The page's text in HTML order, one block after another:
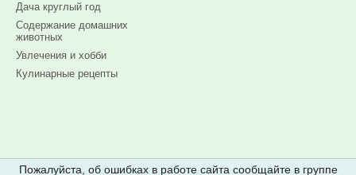
Дача круглый год
Содержание домашних
животных
Увлечения и хобби
Кулинарные рецепты
Пожалуйста, об ошибках в работе сайта сообщайте в группе